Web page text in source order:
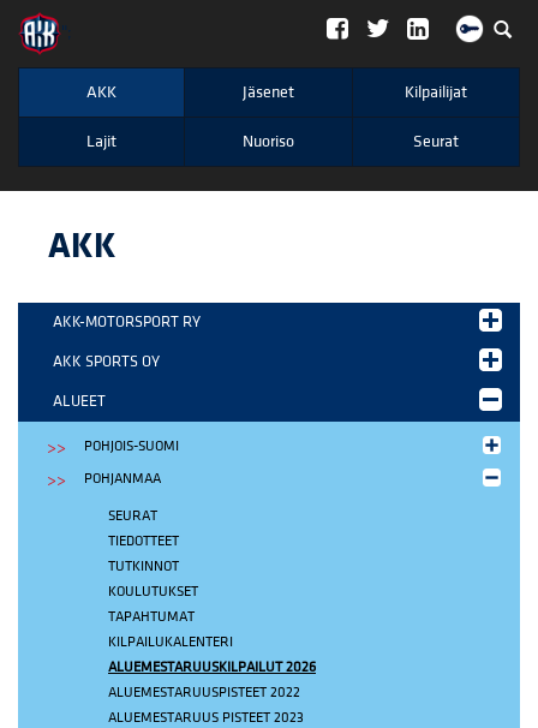
";
AKK Jäsenet Kilpailijat
Lajit Nuoriso Seurat
AKK
AKK-MOTORSPORT RY
AKK SPORTS OY
ALUEET
POHJOIS-SUOMI
POHJANMAA
SEURAT
TIEDOTTEET
TUTKINNOT
KOULUTUKSET
TAPAHTUMAT
KILPAILUKALENTERI
ALUEMESTARUUSKILPAILUT 2026
ALUEMESTARUUSPISTEET 2022
ALUEMESTARUUS PISTEET 2023